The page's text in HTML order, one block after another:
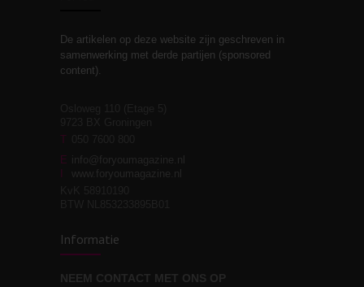
Stiefouderschap en
relaties
moeite!
De artikelen op deze website zijn geschreven in
samenwerking met derde partijen (sponsored
content).
T
E info@foryoumagazine.nl
www.foryoumagazine.nl
Informatie
NEEM CONTACT MET ONS OP